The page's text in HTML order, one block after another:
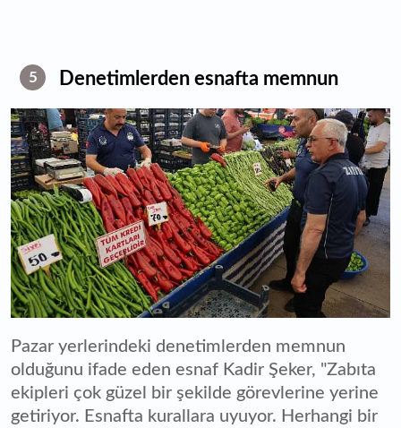
5 Denetimlerden esnafta memnun
Pazar yerlerindeki denetimlerden memnun
olduğunu ifade eden esnaf Kadir Şeker, "Zabıta
ekipleri çok güzel bir şekilde görevlerine yerine
getiriyor. Esnafta kurallara uyuyor. Herhangi bir